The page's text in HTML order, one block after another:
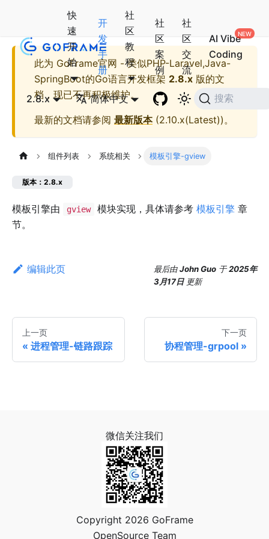
快
速
开
始
开
发
手
册
社
区
教
程
社
区
案
例
社
区
交
流
AI Vibe
Coding
2.8.x 简体中文 搜索
此为 GoFrame官网 - 类似PHP-Laravel,Java-
SpringBoot的Go语言开发框架 2.8.x 版的文
档，现已不再积极维护。
最新的文档请参阅 最新版本(2.10.x(Latest))。
组件列表 系统相关 模板引擎-gview
版本：2.8.x
模板引擎由 gview 模块实现，具体请参考 模板引擎章
节。
编辑此页 最后由John Guo 于2025年
3月17日 更新
上一页
进程管理-链路跟踪
下一页
协程管理-grpool
微信关注我们
Copyright 2026 GoFrame
OpenSource Team